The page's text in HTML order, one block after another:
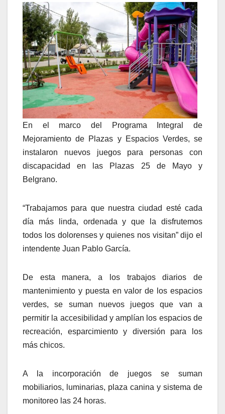
En el marco del Programa Integral de
Mejoramiento de Plazas y Espacios Verdes, se
instalaron nuevos juegos para personas con
discapacidad en las Plazas 25 de Mayo y
Belgrano.
“Trabajamos para que nuestra ciudad esté cada
día más linda, ordenada y que la disfrutemos
todos los dolorenses y quienes nos visitan” dijo el
intendente Juan Pablo García.
De esta manera, a los trabajos diarios de
mantenimiento y puesta en valor de los espacios
verdes, se suman nuevos juegos que van a
permitir la accesibilidad y amplían los espacios de
recreación, esparcimiento y diversión para los
más chicos.
A la incorporación de juegos se suman
mobiliarios, luminarias, plaza canina y sistema de
monitoreo las 24 horas.